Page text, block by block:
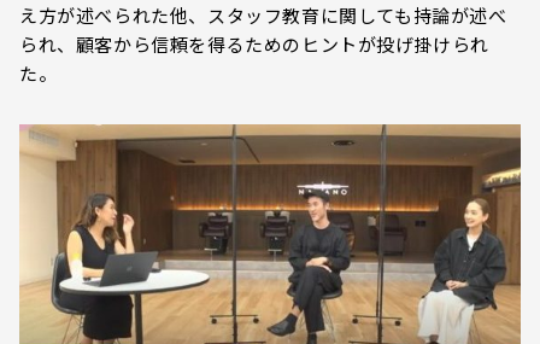
え方が述べられた他、スタッフ教育に関しても持論が述べ
られ、顧客から信頼を得るためのヒントが投げ掛けられ
た。